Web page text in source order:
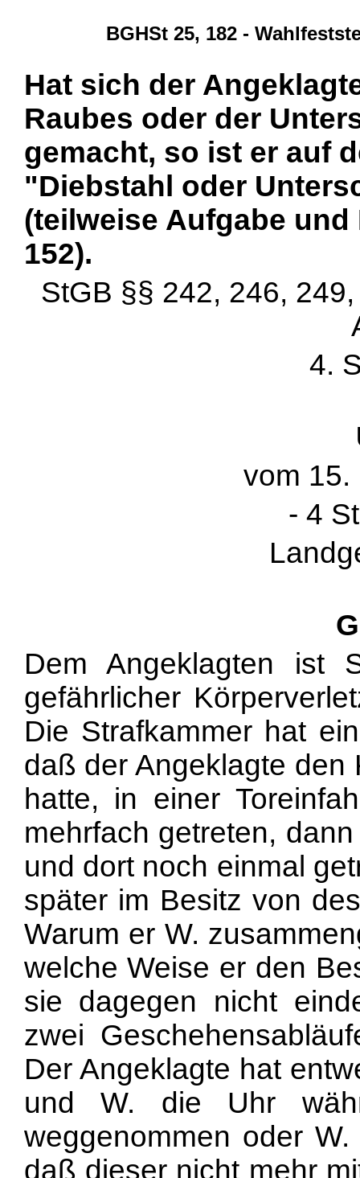
BGHSt 25, 182 -
Hat sich der
Raubes oder der
gemacht, so ist er auf
"Diebstahl oder
(teilweise Aufgabe
152).
StGB §§ 242, 246,
4.
vom 15.
- 4
Dem Angeklagten ist
gefährlicher
Die Strafkammer hat
daß der Angeklagte den
hatte, in einer
mehrfach getreten,
und dort noch einmal
später im Besitz von
Warum er W.
welche Weise er den
sie dagegen nicht
zwei
Der Angeklagte hat
und W. die Uhr
weggenommen oder
daß dieser nicht mehr